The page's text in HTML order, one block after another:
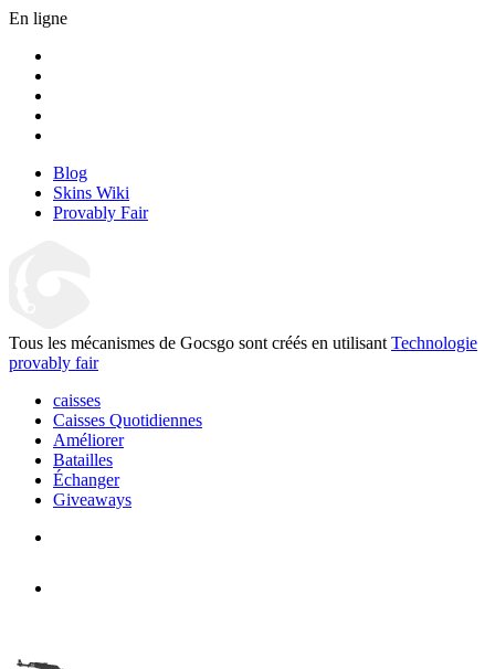
En ligne
Blog
Skins Wiki
Provably Fair
Tous les mécanismes de Gocsgo sont créés en utilisant Technologie
provably fair
caisses
Caisses Quotidiennes
Améliorer
Batailles
Échanger
Giveaways